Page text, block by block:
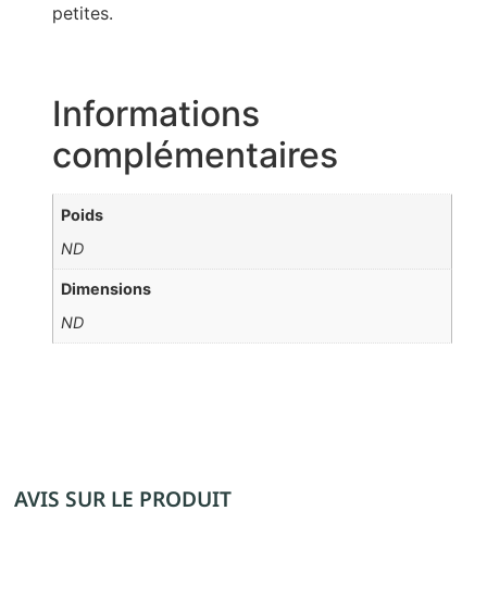
petites.
Informations
complémentaires
Poids
ND
Dimensions
ND
AVIS SUR LE PRODUIT